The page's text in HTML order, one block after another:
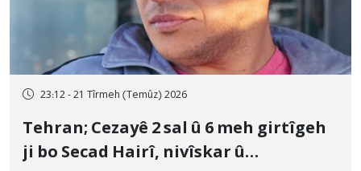
23:12 - 21 Tîrmeh (Temûz) 2026
Tehran; Cezayê 2 sal û 6 meh girtîgeh
ji bo Secad Hairî, nivîskar û